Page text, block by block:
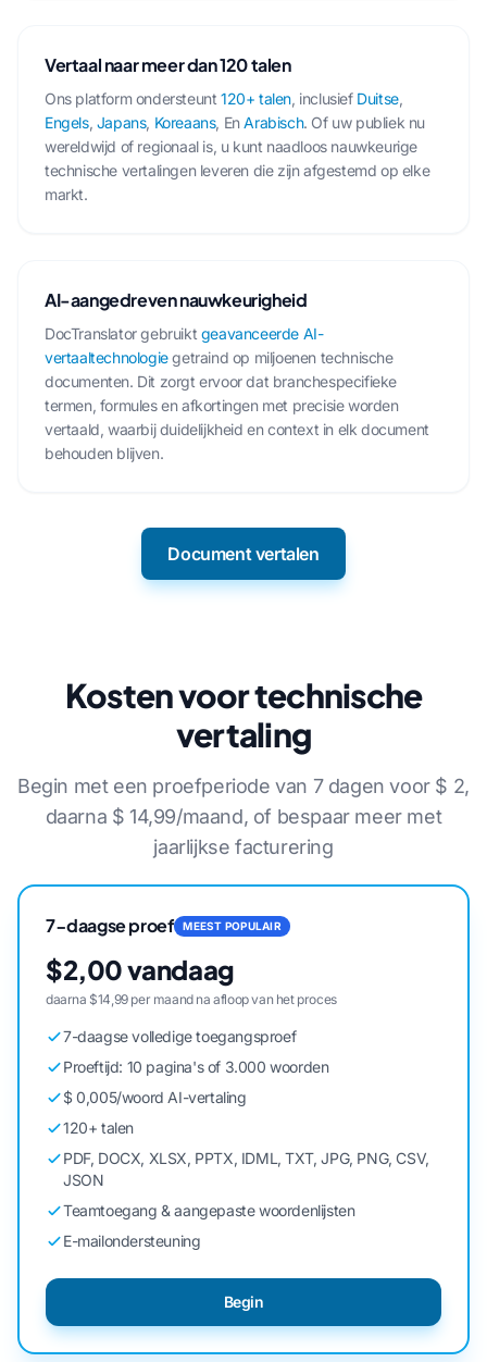
Vertaal naar meer dan 120 talen
Ons platform ondersteunt120+ talen, inclusief Duitse,
Engels, Japans, Koreaans, EnArabisch. Of uw publiek nu
wereldwijd of regionaal is, u kunt naadloos nauwkeurige
technische vertalingen leveren die zijn afgestemd op elke
markt.
AI-aangedreven nauwkeurigheid
DocTranslator gebruikt geavanceerde AI-
vertaaltechnologiegetraind op miljoenen technische
documenten. Dit zorgt ervoor dat branchespecifieke
termen, formules en afkortingen met precisie worden
vertaald, waarbij duidelijkheid en context in elk document
behouden blijven.
Document vertalen
Kosten voor technische
vertaling
Begin met een proefperiode van 7 dagen voor $ 2,
daarna $ 14,99/maand, of bespaar meer met
jaarlijkse facturering
7-daagse proef MEEST POPULAIR
$2,00 vandaag
daarna $14,99 per maand na afloop van het proces
7-daagse volledige toegangsproef
Proeftijd: 10 pagina's of 3.000 woorden
$ 0,005/woord AI-vertaling
120+ talen
PDF, DOCX, XLSX, PPTX, IDML, TXT, JPG, PNG, CSV,
JSON
Teamtoegang & aangepaste woordenlijsten
E-mailondersteuning
Begin